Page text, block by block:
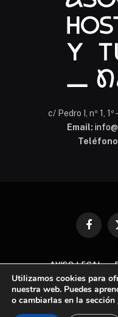
c/ Pedro I, nº 1,
Email:
AVISO LEGAL
© 2026 Asociación
Utilizamos cookies para
nuestra web. Puedes
o cambiarlas en la sección